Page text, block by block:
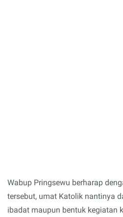
Wabup Pringsewu berharap
tersebut, umat Katolik nantinya
ibadat maupun bentuk kegiatan